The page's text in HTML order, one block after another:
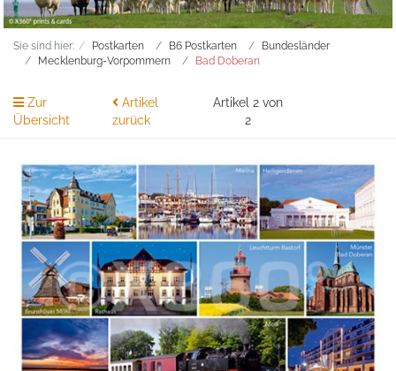
Sie sind hier: Postkarten B6 Postkarten
Bundesländer
Mecklenburg-Vorpommern
Bad Doberan
Zur
Übersicht
Artikel
zurück
Artikel 2 von
2